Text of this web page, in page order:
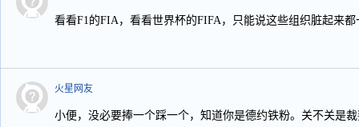
看看F1的FIA，看看世界杯的FIFA，只能说这些组织脏起来都
火星网友
小便，没必要捧一个踩一个，知道你是德约铁粉。关不关是